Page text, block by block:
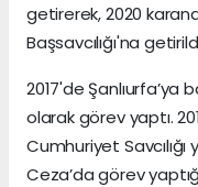
getirerek, 2020
Başsavcılığı'na
2017'de Şanlıurfa’ya
olarak görev yaptı.
Cumhuriyet Savcılığı
Ceza’da görev